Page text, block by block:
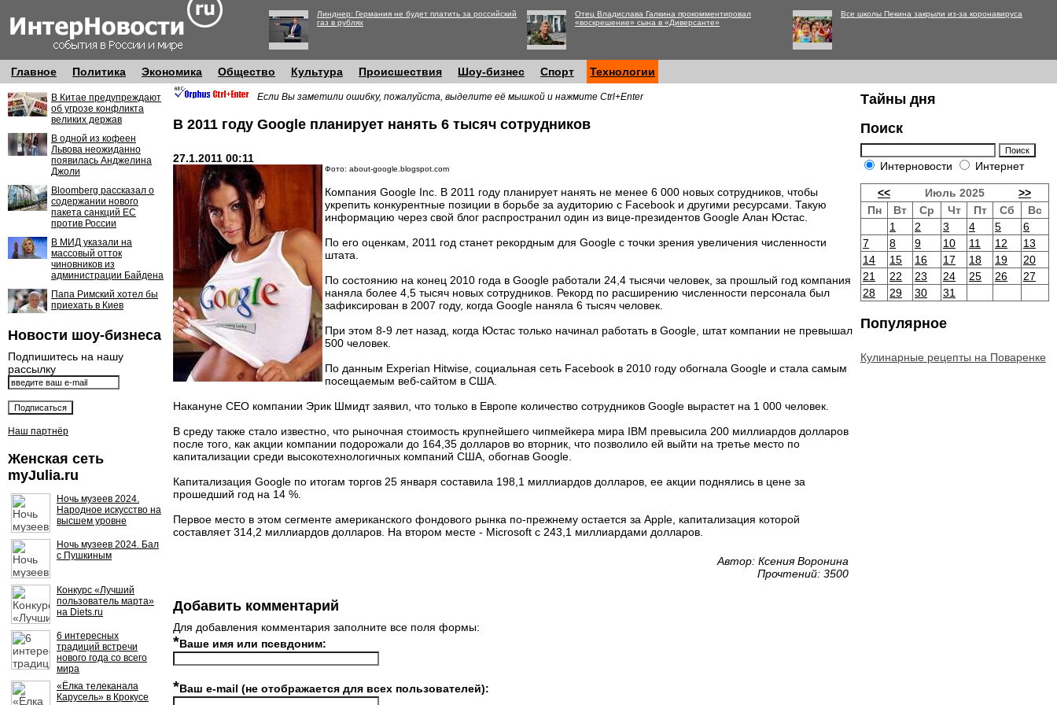
Линднер: Германия не будет платить за российский
газ в рублях
Отец Владислава Галкина прокомментировал
«воскрешение» сына в «Диверсанте»
Все школы Пекина закрыли из-за коронавируса
Главное Политика Экономика Общество Культура Происшествия Шоу-бизнес Спорт Технологии
В Китае предупреждают
об угрозе конфликта
великих держав
В одной из кофеен
Львова неожиданно
появилась Анджелина
Джоли
Bloomberg рассказал о
содержании нового
пакета санкций ЕС
против России
В МИД указали на
массовый отток
чиновников из
администрации Байдена
Папа Римский хотел бы
приехать в Киев
Новости шоу-бизнеса
Подпишитесь на нашу
рассылку
Наш партнёр
Женская сеть
myJulia.ru
Ночь музеев 2024.
Народное искусство на
высшем уровне
Ночь музеев 2024. Бал
с Пушкиным
Конкурс «Лучший
пользователь марта»
на Diets.ru
6 интересных
традиций встречи
нового года со всего
мира
«Ёлка телеканала
Карусель» в Крокусе
Если Вы заметили ошибку, пожалуйста, выделите её мышкой и нажмите Ctrl+Enter
В 2011 году Google планирует нанять 6 тысяч сотрудников
27.1.2011 00:11
Фото: about-google.blogspot.com
Компания Google Inc. В 2011 году планирует нанять не менее 6 000 новых сотрудников, чтобы
укрепить конкурентные позиции в борьбе за аудиторию с Facebook и другими ресурсами. Такую
информацию через свой блог распространил один из вице-президентов Google Алан Юстас.
По его оценкам, 2011 год станет рекордным для Google с точки зрения увеличения численности
штата.
По состоянию на конец 2010 года в Google работали 24,4 тысячи человек, за прошлый год компания
наняла более 4,5 тысяч новых сотрудников. Рекорд по расширению численности персонала был
зафиксирован в 2007 году, когда Google наняла 6 тысяч человек.
При этом 8-9 лет назад, когда Юстас только начинал работать в Google, штат компании не превышал
500 человек.
По данным Experian Hitwise, социальная сеть Facebook в 2010 году обогнала Google и стала самым
посещаемым веб-сайтом в США.
Накануне CEO компании Эрик Шмидт заявил, что только в Европе количество сотрудников Google вырастет на 1 000 человек.
В среду также стало известно, что рыночная стоимость крупнейшего чипмейкера мира IBM превысила 200 миллиардов долларов
после того, как акции компании подорожали до 164,35 долларов во вторник, что позволило ей выйти на третье место по
капитализации среди высокотехнологичных компаний США, обогнав Google.
Капитализация Google по итогам торгов 25 января составила 198,1 миллиардов долларов, ее акции поднялись в цене за
прошедший год на 14 %.
Первое место в этом сегменте американского фондового рынка по-прежнему остается за Apple, капитализация которой
составляет 314,2 миллиардов долларов. На втором месте - Microsoft с 243,1 миллиардами долларов.
Автор: Ксения Воронина
Прочтений: 3500
Добавить комментарий
Для добавления комментария заполните все поля формы:
*Ваше имя или псевдоним:
*Ваш e-mail (не отображается для всех пользователей):
Тайны дня
Поиск
Интерновости Интернет
<< Июль 2025
>>
Пн
Вт Ср Чт Пт Сб
Вс
1
2 3 4 5
6
7
8 9 10 11 12
13
14
15 16 17 18 19
20
21
22 23 24 25 26
27
28
29 30 31
Популярное
Кулинарные рецепты на Поваренке